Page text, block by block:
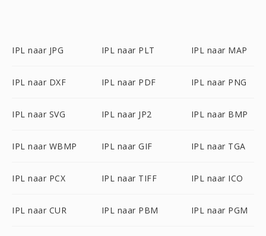
IPL naar JPG IPL naar PLT IPL naar MAP
IPL naar DXF IPL naar PDF IPL naar PNG
IPL naar SVG IPL naar JP2 IPL naar BMP
IPL naar WBMP IPL naar GIF IPL naar TGA
IPL naar PCX IPL naar TIFF IPL naar ICO
IPL naar CUR IPL naar PBM IPL naar PGM